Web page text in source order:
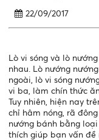
22/09/2017
Lò vi sóng và lò
nhau. Lò nướng
ngoài, lò vi sóng
vi ba, làm chín thức
Tuy nhiên, hiện nay
chỉ hâm nóng, rã
nướng bánh bằng loại
thích giúp bạn vấn đề